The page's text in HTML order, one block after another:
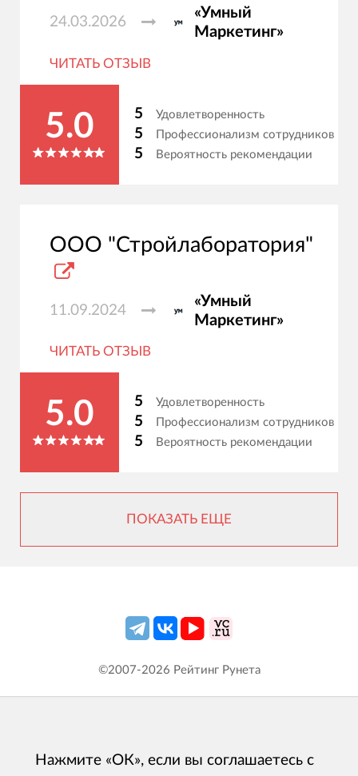
24.03.2026
«Умный
Маркетинг»
ЧИТАТЬ ОТЗЫВ
5.0 5 Удовлетворенность
5 Профессионализм сотрудников
5 Вероятность рекомендации
ООО "Стройлаборатория"
11.09.2024
«Умный
Маркетинг»
ЧИТАТЬ ОТЗЫВ
5.0 5 Удовлетворенность
5 Профессионализм сотрудников
5 Вероятность рекомендации
ПОКАЗАТЬ ЕЩЕ
©2007-2026 Рейтинг Рунета
Нажмите «ОК», если вы соглашаетесь с